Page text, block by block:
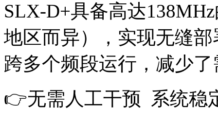
SLX-D+具备高达
地区而异），实现无缝
跨多个频段运行，减少
👉无需人工干预 系统稳